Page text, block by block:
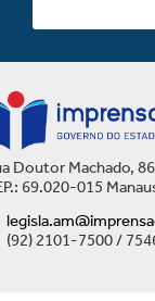
Doutor Machado,
69.020-015
(92) 2101-7500 / 7546